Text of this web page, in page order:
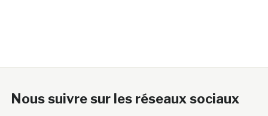
Nous suivre sur les réseaux sociaux